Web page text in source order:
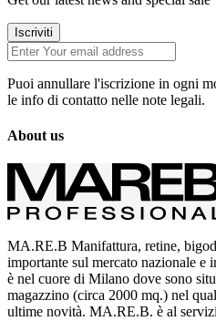
Iscriviti
Puoi annullare l'iscrizione in ogni
le info di contatto nelle note legali.
About us
MA.RE.B Manifattura, retine,
importante sul mercato nazionale e
è nel cuore di Milano dove sono
magazzino (circa 2000 mq.) nel
ultime novità. MA.RE.B. è al